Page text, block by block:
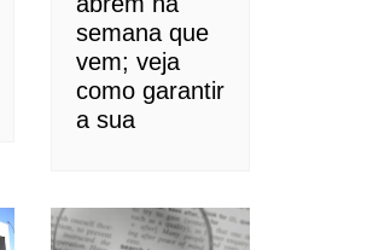
semana que
vem; veja
como garantir
a sua